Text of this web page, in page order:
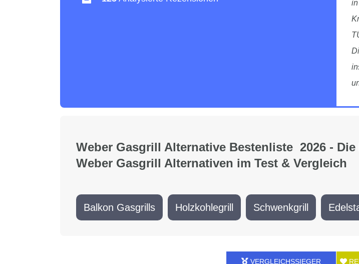
Weber Gasgrill Alternative Bestenliste 2026 - Die
Weber Gasgrill Alternativen im Test & Vergleich
Balkon Gasgrills Holzkohlegrill Schwenkgrill